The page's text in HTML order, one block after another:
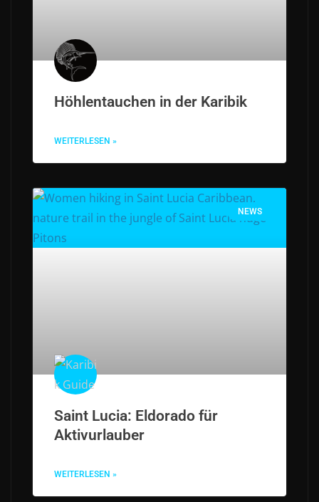
Höhlentauchen in der Karibik
WEITERLESEN »
NEWS
Saint Lucia: Eldorado für
Aktivurlauber
WEITERLESEN »